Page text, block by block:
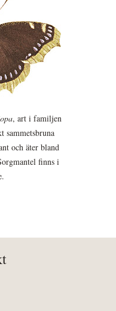
, art i familjen
sammetsbruna
och äter bland
finns i